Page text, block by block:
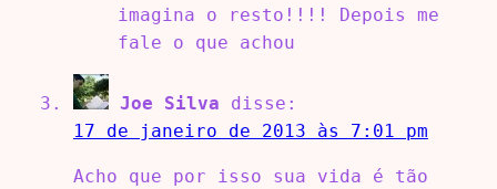
imagina o resto!!!! Depois me
fale o que achou
Joe Silva
disse:
17 de janeiro de 2013 às 7:01 pm
Acho que por isso sua vida é tão